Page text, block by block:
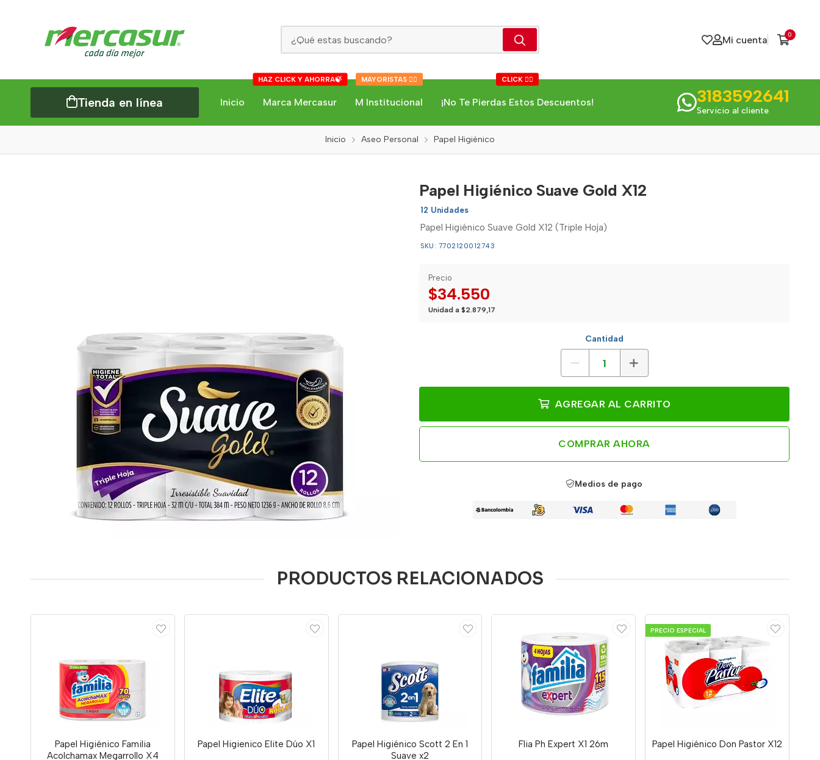
Mi cuenta 0
Tienda en línea Inicio Marca Mercasur
HAZ CLICK Y AHORRA🍃
M Institucional
MAYORISTAS 👇🏻
¡No Te Pierdas Estos Descuentos!
CLICK 👇🏻
3183592641
Servicio al cliente
Inicio Aseo Personal Papel Higiénico
Papel Higiénico Suave Gold X12
12 Unidades
Papel Higiénico Suave Gold X12 (Triple Hoja)
SKU: 7702120012743
Precio
$34.550
Unidad a $2.879,17
Cantidad
AGREGAR AL CARRITO
COMPRAR AHORA
Medios de pago
PRODUCTOS RELACIONADOS
Papel Higiénico Familia
Acolchamax Megarrollo X4
Papel Higienico Elite Dúo X1
Papel Higiénico Scott 2 En 1
Suave x2
Flia Ph Expert X1 26m
PRECIO ESPECIAL
Papel Higiénico Don Pastor X12